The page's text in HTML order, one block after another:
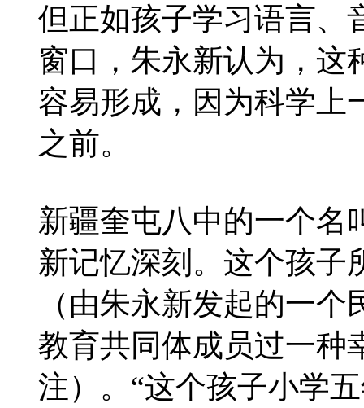
但正如孩子学习语言、
窗口，朱永新认为，这
容易形成，因为科学上
之前。
新疆奎屯八中的一个名
新记忆深刻。这个孩子
（由朱永新发起的一
教育共同体成员过一
注）。“这个孩子小学